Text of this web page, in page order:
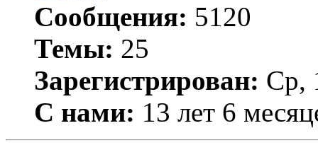
Сообщения: 5120
Темы: 25
Зарегистрирован: Ср,
С нами: 13 лет 6